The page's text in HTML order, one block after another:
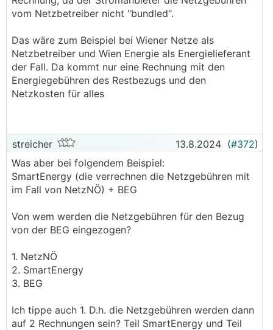
macht? Oder kommt das fix vom Netzbetreiber
für dir EEG/BEG?
vom Netzbetreiber nicht "bundled".
Das wäre zum Beispiel bei Wiener Netze als
Netzbetreiber und Wien Energie als Energielieferant
der Fall. Da kommt nur eine Rechnung mit den
Energiegebühren des Restbezugs und den
Netzkosten für alles
streicher 13.8.2024 (#372)
Was aber bei folgendem Beispiel:
SmartEnergy (die verrechnen die Netzgebühren mit
im Fall von NetzNÖ) + BEG
Von wem werden die Netzgebühren für den Bezug
von der BEG eingezogen?
1. NetzNÖ
2. SmartEnergy
3. BEG
Ich tippe auch 1. D.h. die Netzgebühren werden dann
auf 2 Rechnungen sein? Teil SmartEnergy und Teil